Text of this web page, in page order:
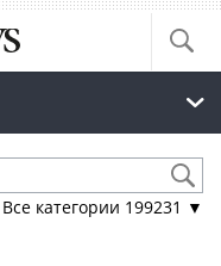
Все категории 199231 ▼